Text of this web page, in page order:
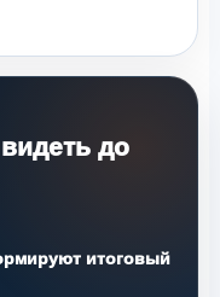
до
итоговый